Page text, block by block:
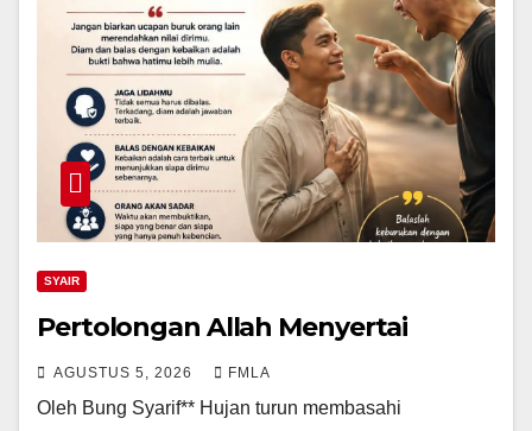
SYAIR
Pertolongan Allah Menyertai
AGUSTUS 5, 2026 FMLA
Oleh Bung Syarif** Hujan turun membasahi